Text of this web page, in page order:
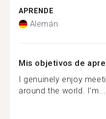
APRENDE
Alemán
Mis objetivos de
I genuinely enjoy
around the world. I’m...